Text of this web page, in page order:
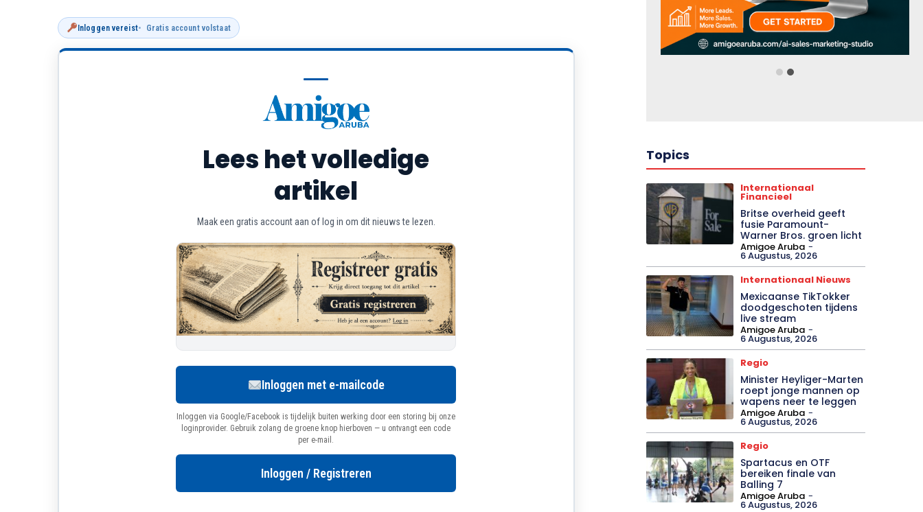
Inloggen vereist Gratis account volstaat
Lees het volledige
artikel
Maak een gratis account aan of log in om dit nieuws te lezen.
Inloggen met e-mailcode
Inloggen via Google/Facebook is tijdelijk buiten werking door een storing bij onze
loginprovider. Gebruik zolang de groene knop hierboven — u ontvangt een code
per e-mail.
Inloggen / Registreren
Topics
Internationaal
Financieel
Britse overheid geeft
fusie Paramount-
Warner Bros. groen licht
Amigoe Aruba -
6 Augustus, 2026
Internationaal Nieuws
Mexicaanse TikTokker
doodgeschoten tijdens
live stream
Amigoe Aruba -
6 Augustus, 2026
Regio
Minister Heyliger-Marten
roept jonge mannen op
wapens neer te leggen
Amigoe Aruba -
6 Augustus, 2026
Regio
Spartacus en OTF
bereiken finale van
Balling 7
Amigoe Aruba -
6 Augustus, 2026